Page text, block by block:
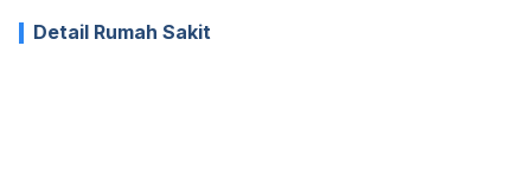
Detail Rumah Sakit